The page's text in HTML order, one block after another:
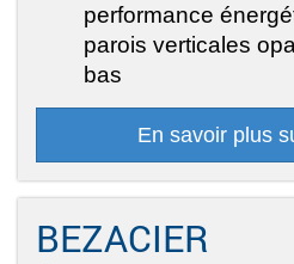
performance
parois verticales
bas
En savoir plus
BEZACIER